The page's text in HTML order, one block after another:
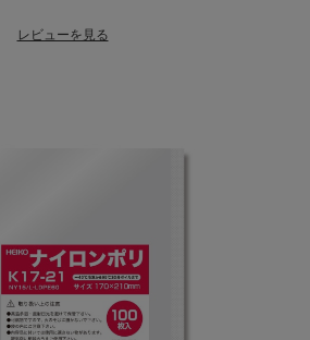
レビューを見る